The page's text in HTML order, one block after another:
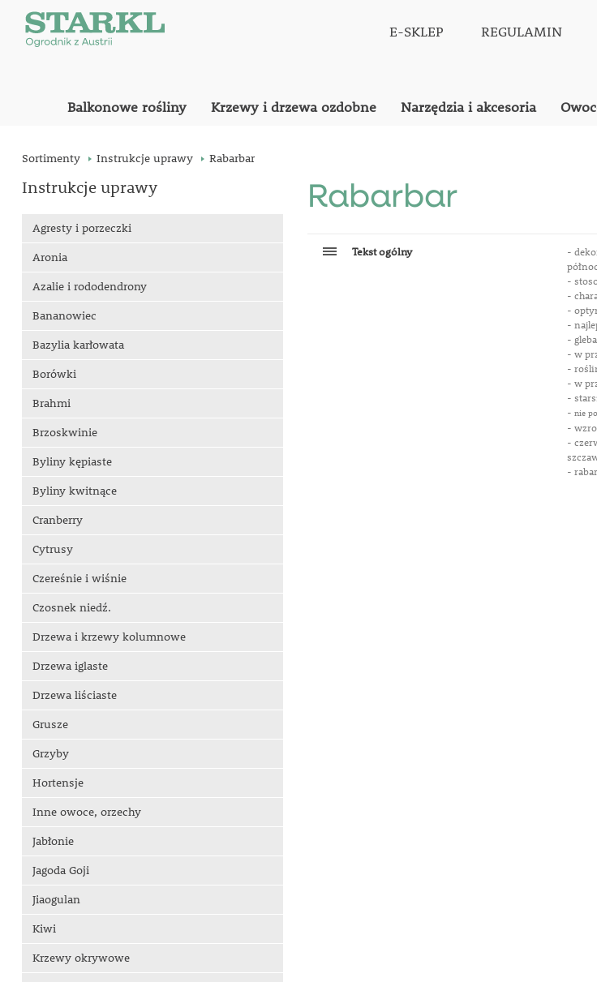
E-SKLEP REGULAMIN
Balkonowe rośliny Krzewy i drzewa ozdobne Narzędzia i akcesoria
Sortimenty Instrukcje uprawy Rabarbar
Instrukcje uprawy
Agresty i porzeczki
Aronia
Azalie i rododendrony
Bananowiec
Bazylia karłowata
Borówki
Brahmi
Brzoskwinie
Byliny kępiaste
Byliny kwitnące
Cranberry
Cytrusy
Czereśnie i wiśnie
Czosnek niedź.
Drzewa i krzewy kolumnowe
Drzewa iglaste
Drzewa liściaste
Grusze
Grzyby
Hortensje
Inne owoce, orzechy
Jabłonie
Jagoda Goji
Jiaogulan
Kiwi
Krzewy okrywowe
Rabarbar
Tekst ogólny
-
-
-
-
-
-
- w
-
- w
-
-nie
-
-
-